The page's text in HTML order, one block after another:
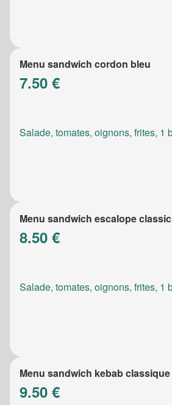
Menu sandwich cordon bleu
7.50 €
Salade, tomates, oignons, frites, 1
Menu sandwich escalope classic
8.50 €
Salade, tomates, oignons, frites, 1
Menu sandwich kebab classique
9.50 €